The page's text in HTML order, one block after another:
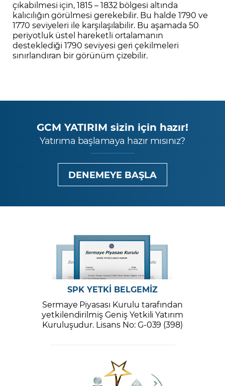
çıkabilmesi için, 1815 – 1832 bölgesi altında
kalıcılığın görülmesi gerekebilir. Bu halde 1790 ve
1770 seviyeleri ile karşılaşılabilir. Bu aşamada 50
periyotluk üstel hareketli ortalamanın
desteklediği 1790 seviyesi geri çekilmeleri
sınırlandıran bir görünüm çizebilir.
GCM YATIRIM sizin için hazır!
Yatırıma başlamaya hazır mısınız?
DENEMEYE BAŞLA
SPK YETKİ BELGEMİZ
Sermaye Piyasası Kurulu tarafından
yetkilendirilmiş Geniş Yetkili Yatırım
Kuruluşudur. Lisans No: G-039 (398)